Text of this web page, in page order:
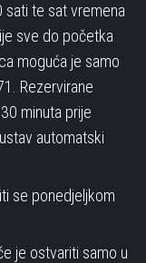
sati te sat vremena
sve do početka
moguća je samo
Rezervirane
minuta prije
automatski
se ponedjeljkom
je ostvariti samo u